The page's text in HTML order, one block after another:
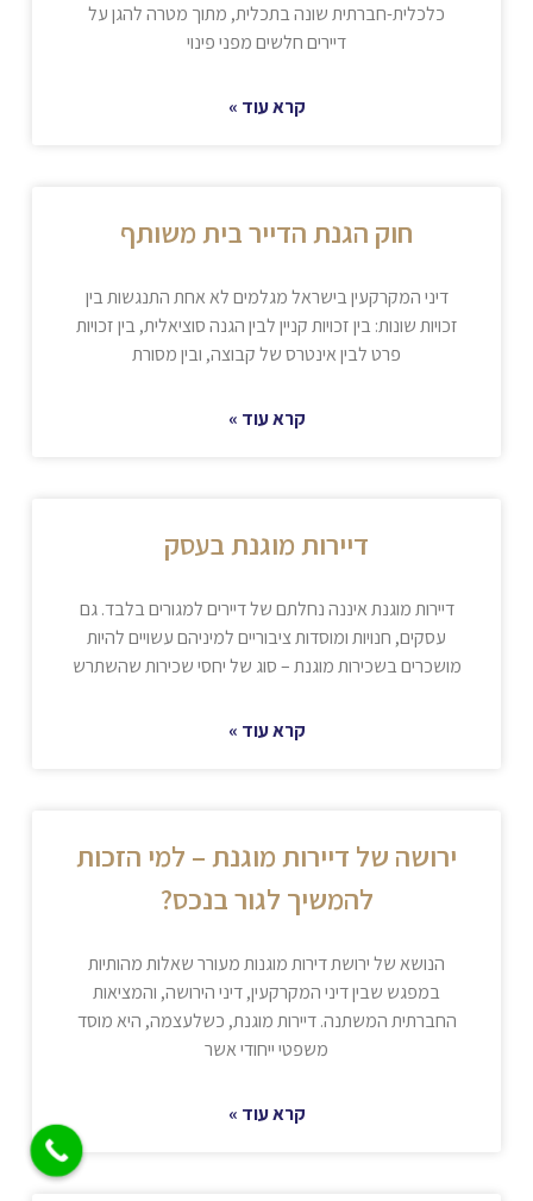
כלכלית-חברתית שונה בתכלית, מתוך מטרה להגן על
דיירים חלשים מפני פינוי
קרא עוד »
חוק הגנת הדייר בית משותף
דיני המקרקעין בישראל מגלמים לא אחת התנגשות בין
זכויות שונות: בין זכויות קניין לבין הגנה סוציאלית, בין זכויות
פרט לבין אינטרס של קבוצה, ובין מסורת
קרא עוד »
דיירות מוגנת בעסק
דיירות מוגנת איננה נחלתם של דיירים למגורים בלבד. גם
עסקים, חנויות ומוסדות ציבוריים למיניהם עשויים להיות
מושכרים בשכירות מוגנת – סוג של יחסי שכירות שהשתרש
קרא עוד »
ירושה של דיירות מוגנת – למי הזכות
להמשיך לגור בנכס?
הנושא של ירושת דירות מוגנות מעורר שאלות מהותיות
במפגש שבין דיני המקרקעין, דיני הירושה, והמציאות
החברתית המשתנה. דיירות מוגנת, כשלעצמה, היא מוסד
משפטי ייחודי אשר
קרא עוד »